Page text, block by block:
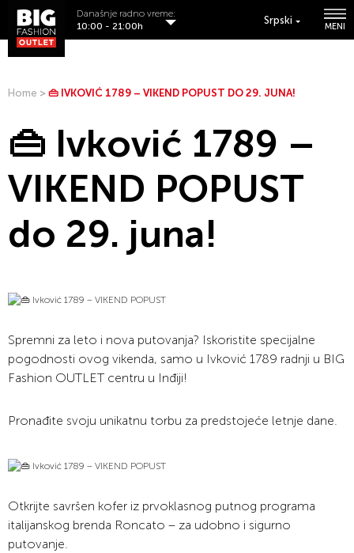
Srpski
MENI
Današnje radno vreme:
10:00 - 21:00h
Home > 👜 IVKOVIĆ 1789 – VIKEND POPUST DO 29. JUNA!
👜 Ivković 1789 –
VIKEND POPUST
do 29. juna!
Spremni za leto i nova putovanja? Iskoristite specijalne
pogodnosti ovog vikenda, samo u Ivković 1789 radnji u BIG
Fashion OUTLET centru u Inđiji!
Pronađite svoju unikatnu torbu za predstojeće letnje dane.
Otkrijte savršen kofer iz prvoklasnog putnog programa
italijanskog brenda Roncato – za udobno i sigurno
putovanje.